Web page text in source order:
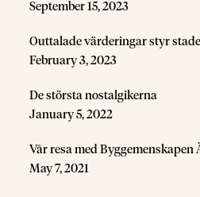
September 15, 2023
Outtalade värderingar styr
February 3, 2023
De största nostalgikerna
January 5, 2022
Vår resa med Byggemenskapen
May 7, 2021